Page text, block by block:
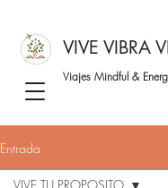
VIVE VIBRA
Viajes Mindful &
Entrada